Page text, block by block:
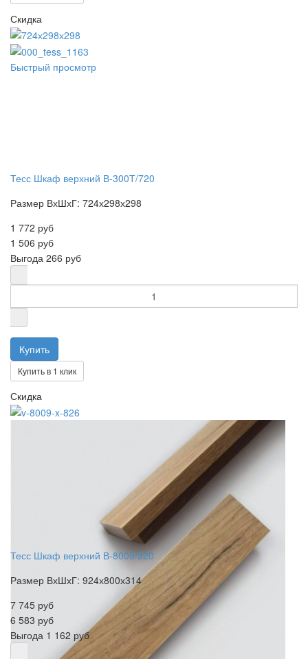
Скидка
Быстрый просмотр
Тесс Шкаф верхний В-300Т/720
Размер ВхШхГ: 724х298х298
1 772 руб
1 506 руб
Выгода 266 руб
Купить в 1 клик
Скидка
Тесс Шкаф верхний В-8009/920
Размер ВхШхГ: 924х800х314
7 745 руб
6 583 руб
Выгода 1 162 руб